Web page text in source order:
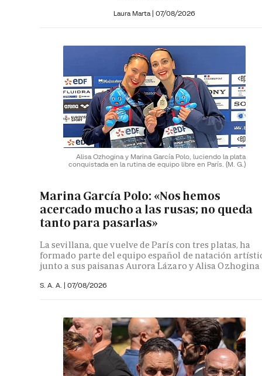
Laura Marta | 07/08/2026
Alisa Ozhogina y Marina García Polo, luciendo la plata
conquistada en la rutina de equipo libre en París. (M. G.)
Marina García Polo: «Nos hemos
acercado mucho a las rusas; no queda
tanto para pasarlas»
La sevillana, que vuelve de París con tres platas, ha
formado parte del equipo español de natación
junto a sus paisanas Aurora Lázaro y Alisa Ozhogina
S. A. A. | 07/08/2026